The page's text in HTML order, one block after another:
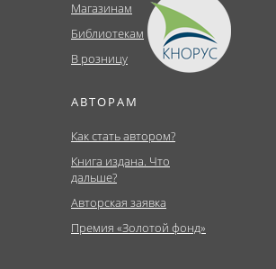
Магазинам
Библиотекам
В розницу
АВТОРАМ
Как стать автором?
Книга издана. Что
дальше?
Авторская заявка
Премия «Золотой фонд»